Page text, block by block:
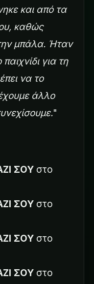
και από τα
καθώς
μπάλα. Ήταν
για τη
να το
άλλο
"
ΣΟΥ στο
ΣΟΥ στο
ΣΟΥ στο
ΣΟΥ στο